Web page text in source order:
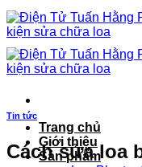
Chuyển
đến
nội
dung
Trang chủ
Giới thiệu
Sản phẩm
Tin tức
Cách sửa loa